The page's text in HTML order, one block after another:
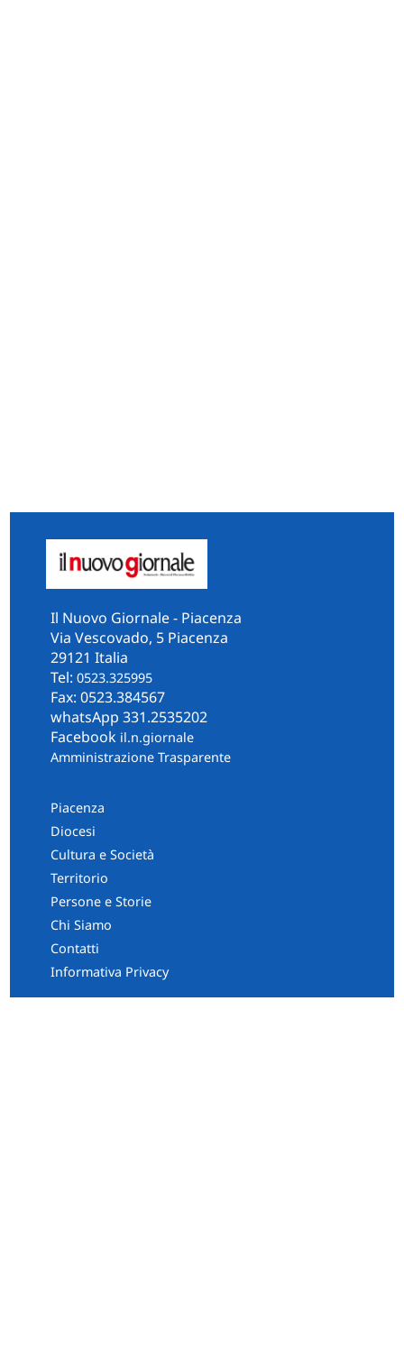
Il Nuovo Giornale - Piacenza
Via Vescovado, 5 Piacenza
29121 Italia
Tel: 0523.325995
Fax: 0523.384567
whatsApp 331.2535202
Facebook il.n.giornale
Amministrazione Trasparente
Piacenza
Diocesi
Cultura e Società
Territorio
Persone e Storie
Chi Siamo
Contatti
Informativa Privacy